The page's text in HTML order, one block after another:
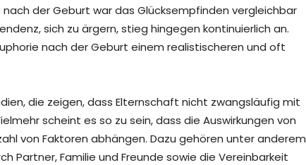
der Geburt war das Glücksempfinden vergleichbar
sich zu ärgern, stieg hingegen kontinuierlich an.
nach der Geburt einem realistischeren und oft
die zeigen, dass Elternschaft nicht zwangsläufig mit
scheint es so zu sein, dass die Auswirkungen von
von Faktoren abhängen. Dazu gehören unter anderem
Partner, Familie und Freunde sowie die Vereinbarkeit